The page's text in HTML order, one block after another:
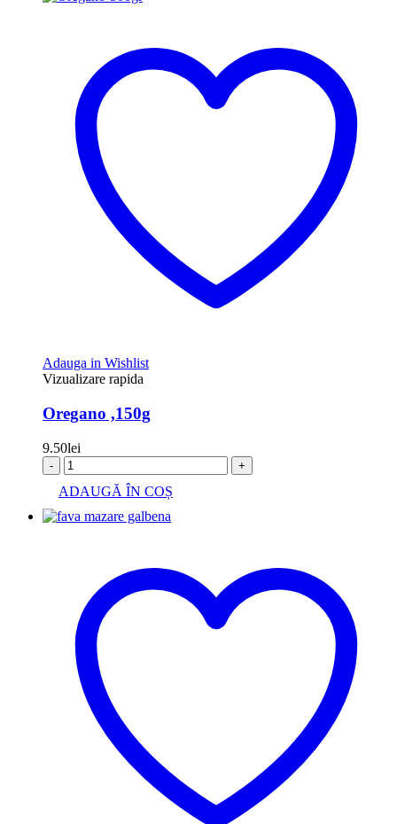
Adauga in Wishlist
Vizualizare rapida
Oregano ,150g
9.50lei
- +
ADAUGĂ ÎN COȘ